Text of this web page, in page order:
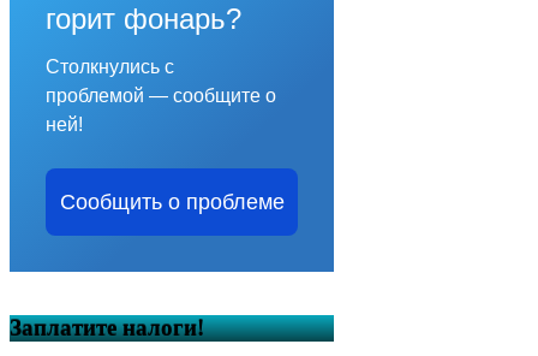
горит фонарь?
Столкнулись с
проблемой — сообщите о
ней!
Сообщить о проблеме
Заплатите налоги!